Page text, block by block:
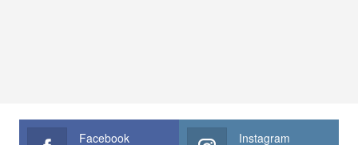
Facebook Instagram